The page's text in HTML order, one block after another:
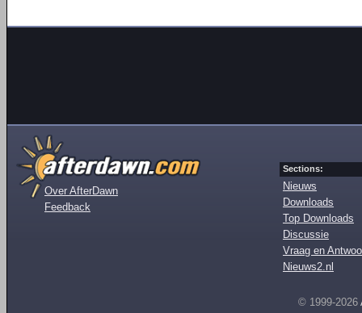
Over AfterDawn
Feedback
Sections:
Nieuws
Downloads
Top Downloads
Discussie
Vraag en
Nieuws2.nl
© 1999-2026